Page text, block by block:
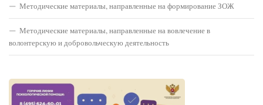
Методические материалы, направленные на формирование ЗОЖ
Методические материалы, направленные на вовлечение в
волонтерскую и добровольческую деятельность